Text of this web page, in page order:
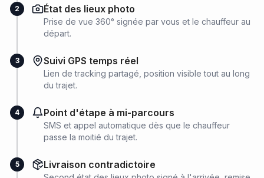
2 État des lieux photo
Prise de vue 360° signée par vous et le chauffeur au
départ.
3 Suivi GPS temps réel
Lien de tracking partagé, position visible tout au long
du trajet.
4 Point d'étape à mi-parcours
SMS et appel automatique dès que le chauffeur
passe la moitié du trajet.
5 Livraison contradictoire